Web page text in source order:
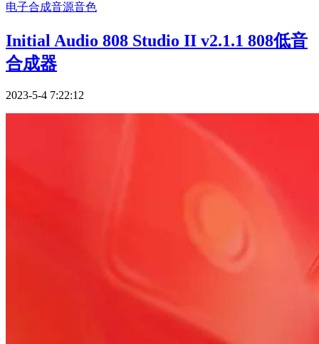
电子合成音源音色
Initial Audio 808 Studio II v2.1.1 808低音
合成器
2023-5-4 7:22:12